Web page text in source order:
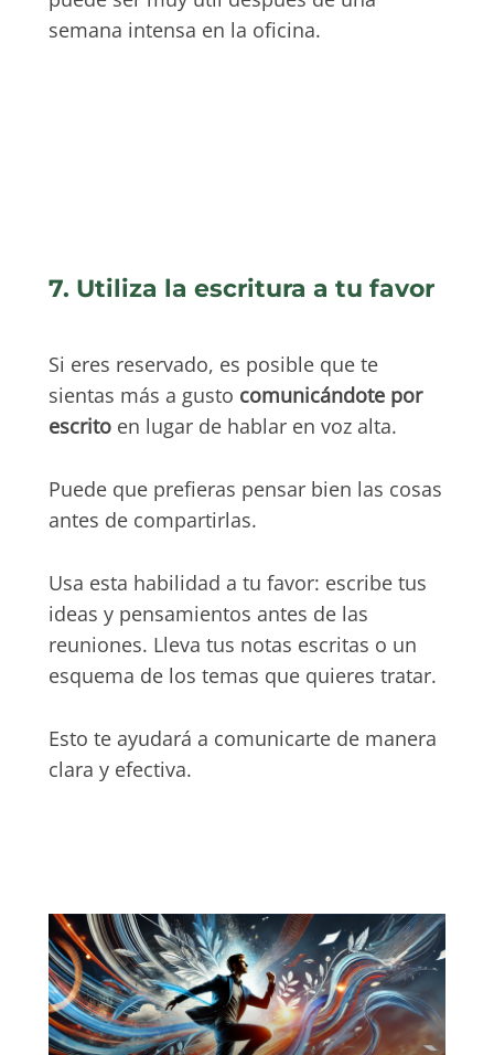
semana intensa en la oficina.
7. Utiliza la escritura a tu favor
Si eres reservado, es posible que te
sientas más a gusto comunicándote por
escritoen lugar de hablar en voz alta.
Puede que prefieras pensar bien las cosas
antes de compartirlas.
Usa esta habilidad a tu favor: escribe tus
ideas y pensamientos antes de las
reuniones. Lleva tus notas escritas o un
esquema de los temas que quieres tratar.
Esto te ayudará a comunicarte de manera
clara y efectiva.